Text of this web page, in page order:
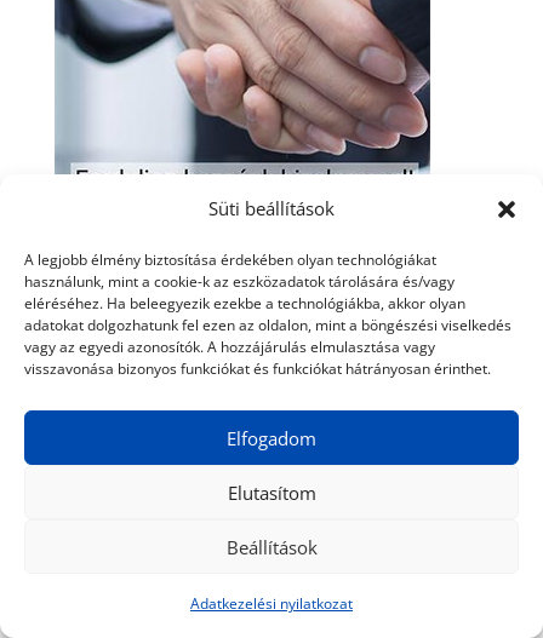
Süti beállítások
A legjobb élmény biztosítása érdekében olyan technológiákat
használunk, mint a cookie-k az eszközadatok tárolására és/vagy
eléréséhez. Ha beleegyezik ezekbe a technológiákba, akkor olyan
adatokat dolgozhatunk fel ezen az oldalon, mint a böngészési viselkedés
vagy az egyedi azonosítók. A hozzájárulás elmulasztása vagy
visszavonása bizonyos funkciókat és funkciókat hátrányosan érinthet.
Elfogadom
Elutasítom
Beállítások
Adatkezelési nyilatkozat
ROVATOK
Élmények a nagyvilágban
Élmények itthon
Kulturális élmények